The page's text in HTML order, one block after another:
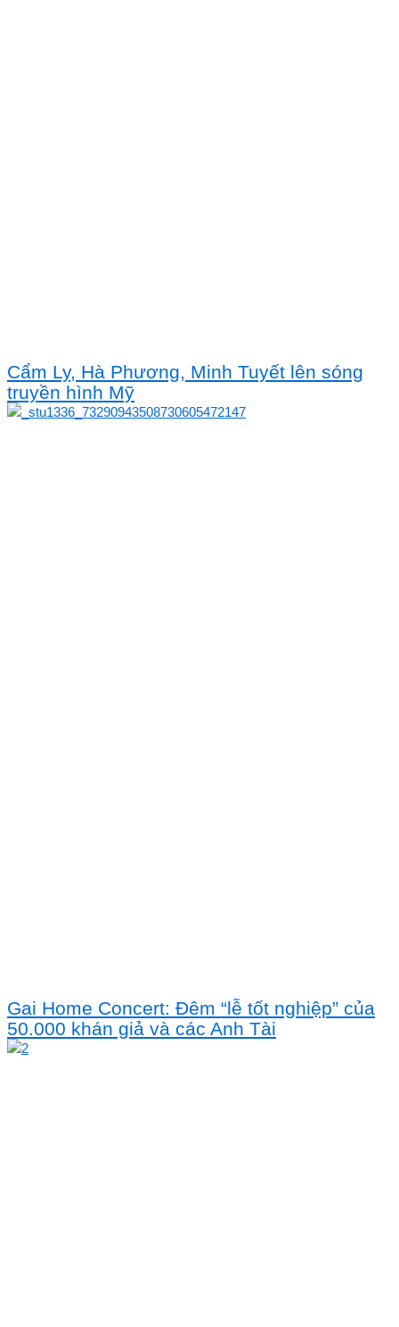
Cẩm Ly, Hà Phương, Minh Tuyết lên sóng
truyền hình Mỹ
Gai Home Concert: Đêm “lễ tốt nghiệp” của
50.000 khán giả và các Anh Tài